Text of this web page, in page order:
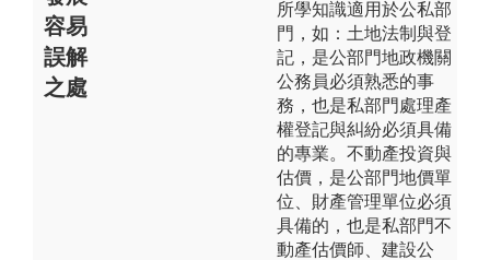
容易
誤解
之處
所學知識適用於公私部
門，如：土地法制與登
記，是公部門地政機關
公務員必須熟悉的事
務，也是私部門處理產
權登記與糾紛必須具備
的專業。不動產投資與
估價，是公部門地價單
位、財產管理單位必須
具備的，也是私部門不
動產估價師、建設公